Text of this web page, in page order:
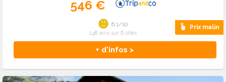
546 €
Prix malin
+ d'infos >
6.1/10
148 avis sur 6 sites